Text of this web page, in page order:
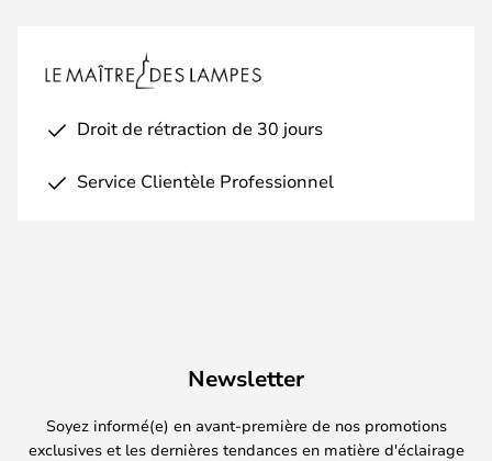
Droit de rétraction de 30 jours
Service Clientèle Professionnel
Newsletter
Soyez informé(e) en avant-première de nos promotions
exclusives et les dernières tendances en matière d'éclairage